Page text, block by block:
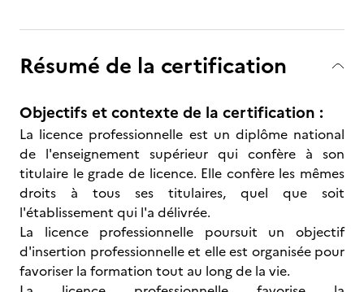
Résumé de la certification
Objectifs et contexte de la certification :
La licence professionnelle est un diplôme national
de l'enseignement supérieur qui confère à son
titulaire le grade de licence. Elle confère les mêmes
droits à tous ses titulaires, quel que soit
l'établissement qui l'a délivrée.
La licence professionnelle poursuit un objectif
d'insertion professionnelle et elle est organisée pour
favoriser la formation tout au long de la vie.